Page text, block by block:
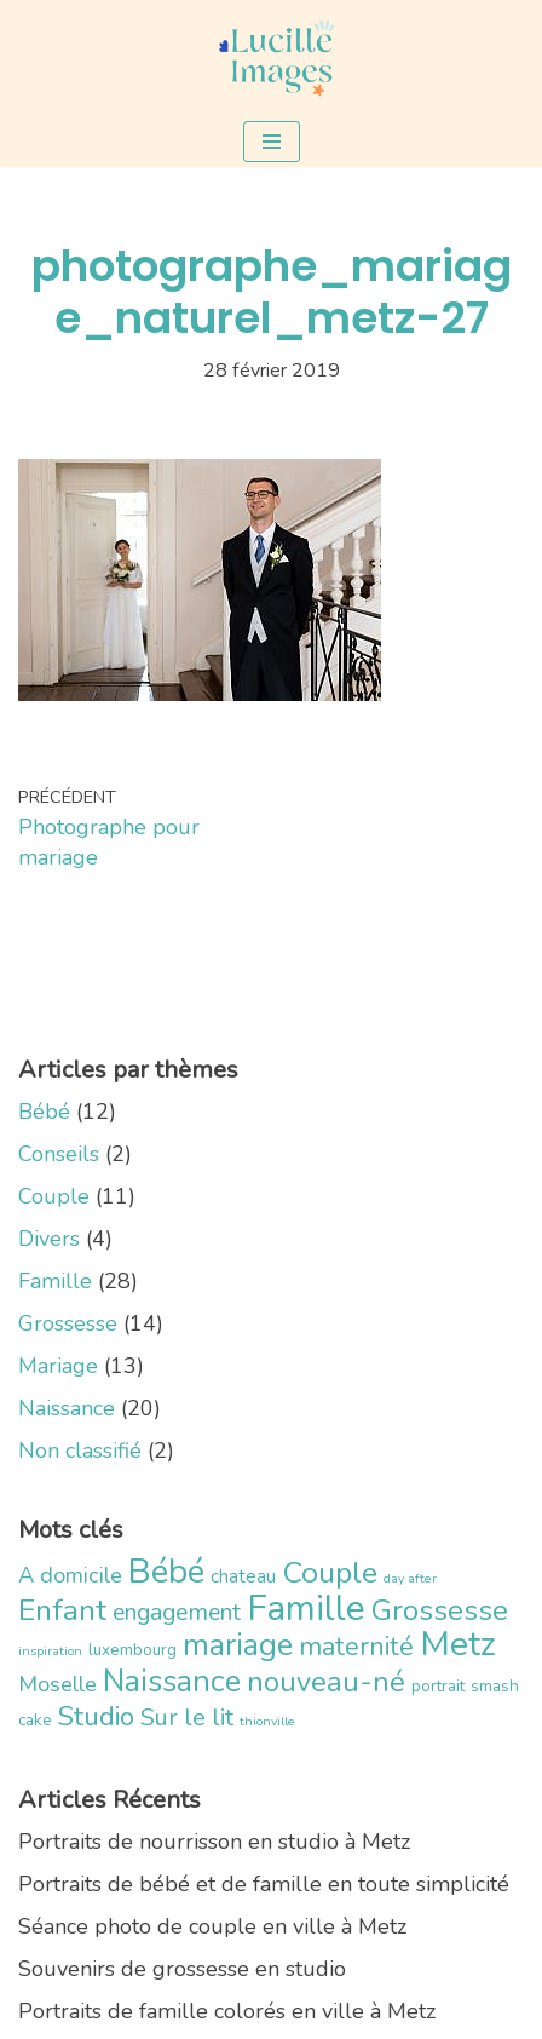
photographe_mariag
e_naturel_metz-27
28 février 2019
PRÉCÉDENT
Photographe pour
mariage
Articles par thèmes
Bébé (12)
Conseils (2)
Couple (11)
Divers (4)
Famille (28)
Grossesse (14)
Mariage (13)
Naissance (20)
Non classifié (2)
Mots clés
A domicile Bébé chateau Couple day after
Enfant engagement Famille Grossesse
inspiration luxembourg mariage maternité Metz
Moselle Naissance nouveau-né portrait smash
cake Studio Sur le lit thionville
Articles Récents
Portraits de nourrisson en studio à Metz
Portraits de bébé et de famille en toute simplicité
Séance photo de couple en ville à Metz
Souvenirs de grossesse en studio
Portraits de famille colorés en ville à Metz